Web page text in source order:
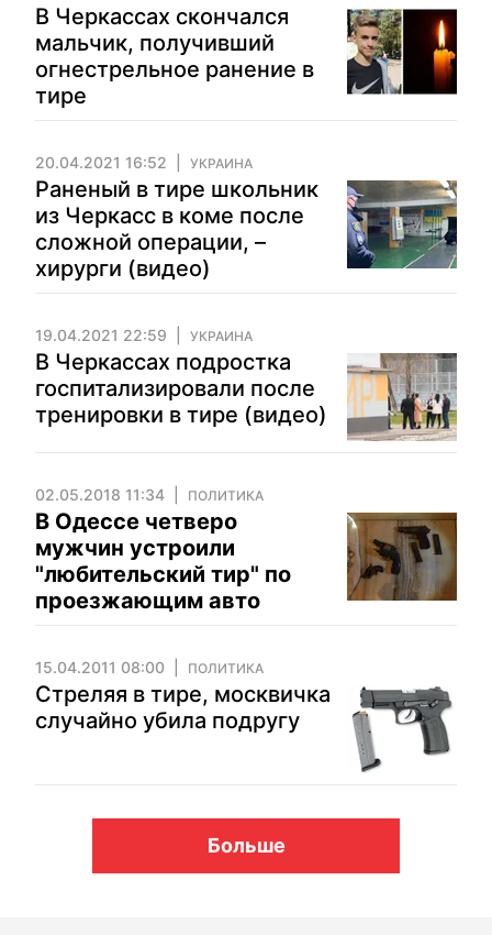
В Черкассах скончался
мальчик, получивший
огнестрельное ранение в
тире
20.04.2021 16:52 УКРАИНА
Раненый в тире школьник
из Черкасс в коме после
сложной операции, –
хирурги (видео)
19.04.2021 22:59 УКРАИНА
В Черкассах подростка
госпитализировали после
тренировки в тире (видео)
02.05.2018 11:34 ПОЛИТИКА
В Одессе четверо
мужчин устроили
"любительский тир" по
проезжающим авто
15.04.2011 08:00 ПОЛИТИКА
Стреляя в тире, москвичка
случайно убила подругу
Больше